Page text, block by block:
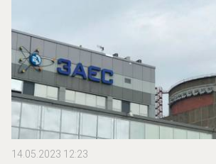
14.05.2023 12:23